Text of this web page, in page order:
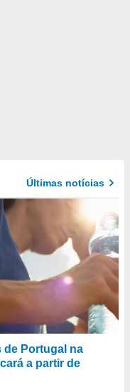
Últimas notícias
de Portugal na
a partir de